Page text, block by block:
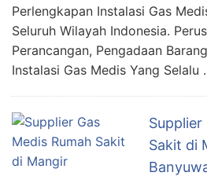
Perlengkapan Instalasi Gas
Seluruh Wilayah Indonesia.
Perancangan, Pengadaan
Instalasi Gas Medis Yang Selalu
Supplier
Sakit di